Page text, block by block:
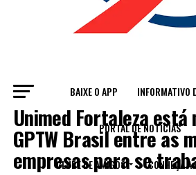
BAIXE O APP INFORMATIVO
PORTAL DE NOTÍCIAS
CLUBE DE AMIGOS CONHEÇA A
LEGADO
Unimed Fortaleza
GPTW Brasil entre as
empresas para se